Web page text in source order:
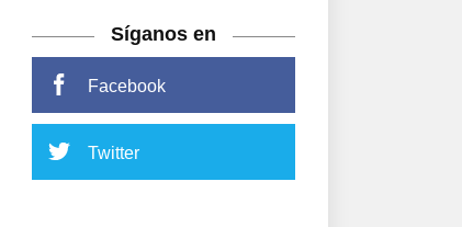
Síganos en
Facebook
Twitter